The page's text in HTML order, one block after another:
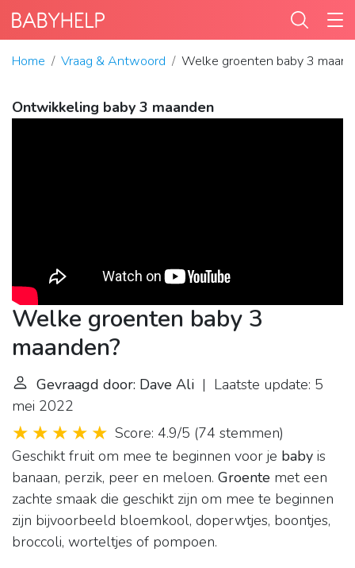
Home Vraag & Antwoord Welke groenten baby 3
Ontwikkeling baby 3 maanden
Welke groenten baby 3
maanden?
Gevraagd door: Dave Ali | Laatste update: 5
mei 2022
Score: 4.9/5 (74 stemmen)
Geschikt fruit om mee te beginnen voor je baby is
banaan, perzik, peer en meloen. Groente met een
zachte smaak die geschikt zijn om mee te beginnen
zijn bijvoorbeeld bloemkool, doperwtjes, boontjes,
broccoli, worteltjes of pompoen.